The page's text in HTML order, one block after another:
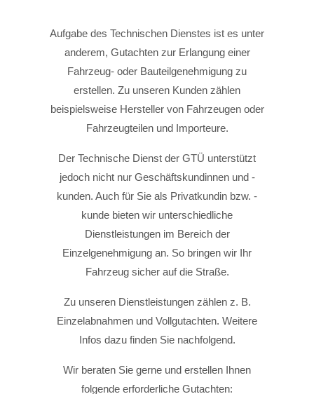
Aufgabe des Technischen Dienstes ist es unter
anderem, Gutachten zur Erlangung einer
Fahrzeug- oder Bauteilgenehmigung zu
erstellen. Zu unseren Kunden zählen
beispielsweise Hersteller von Fahrzeugen oder
Fahrzeugteilen und Importeure.
Der Technische Dienst der GTÜ unterstützt
jedoch nicht nur Geschäftskundinnen und -
kunden. Auch für Sie als Privatkundin bzw. -
kunde bieten wir unterschiedliche
Dienstleistungen im Bereich der
Einzelgenehmigung an. So bringen wir Ihr
Fahrzeug sicher auf die Straße.
Zu unseren Dienstleistungen zählen z. B.
Einzelabnahmen und Vollgutachten. Weitere
Infos dazu finden Sie nachfolgend.
Wir beraten Sie gerne und erstellen Ihnen
folgende erforderliche Gutachten: